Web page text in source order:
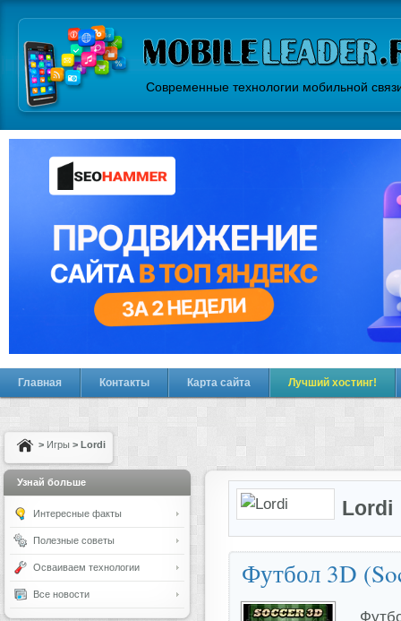
Современные технологии мобильной
Главная Контакты Карта сайта Лучший хостинг!
> Игры > Lordi
Lordi
Футбол 3D
Узнай больше
Интересные факты
Полезные советы
Осваиваем технологии
Все новости